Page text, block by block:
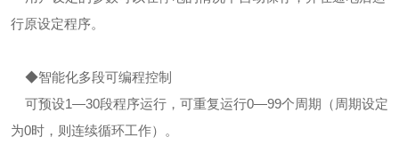
行原设定程序。
◆智能化多段可编程控制
可预设1—30段程序运行，可重复运行0—99个周期（周期设定
为0时，则连续循环工作）。